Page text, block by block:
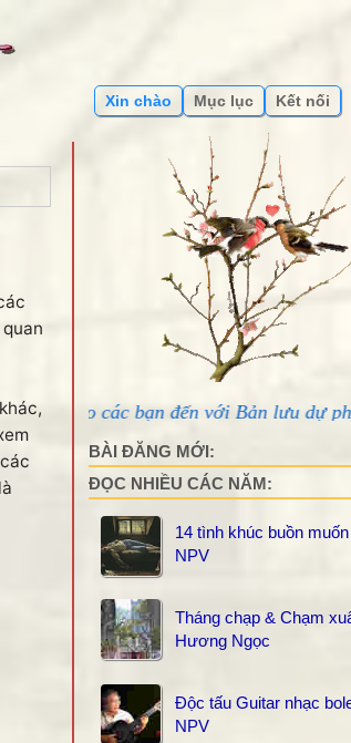
Xin chào Mục lục Kết nối
đến với Bản lưu dự phòng Phố núi và
BÀI ĐĂNG MỚI:
ĐỌC NHIỀU CÁC NĂM:
14 tình khúc buồn
NPV
Tháng chạp & Chạm
Hương Ngọc
Độc tấu Guitar nhạc
NPV